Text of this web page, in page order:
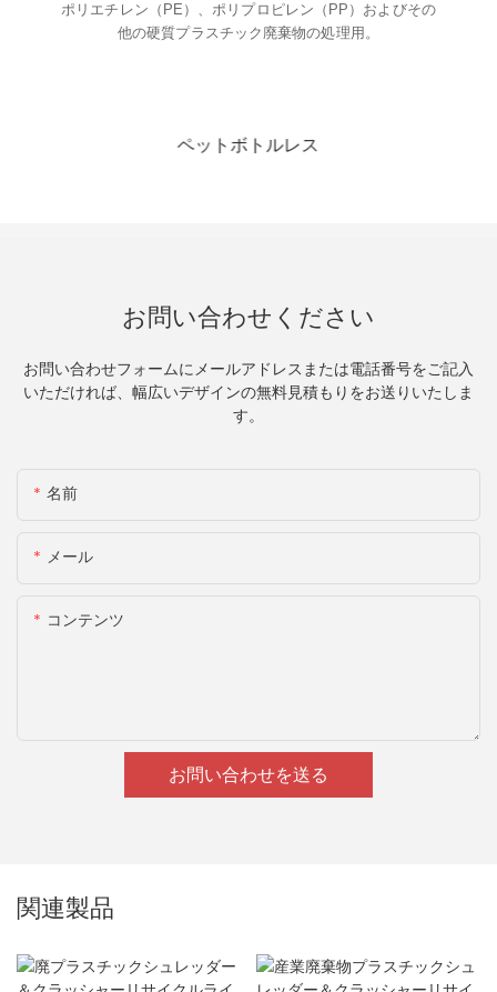
ポリエチレン（PE）、ポリプロピレン（PP）およびその
他の硬質プラスチック廃棄物の処理用。
プラスチック
お問い合わせください
お問い合わせフォームにメールアドレスまたは電話番号をご記入
いただければ、幅広いデザインの無料見積もりをお送りいたしま
す。
名前
メール
コンテンツ
お問い合わせを送る
関連製品